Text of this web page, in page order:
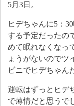
5月3日。
ヒデちゃんに5：
する予定だったの
めて眠れなくなっ
ょうがないのでツ
ビニでヒデちゃん
運転はずっとヒデ
で薄情だと思うで